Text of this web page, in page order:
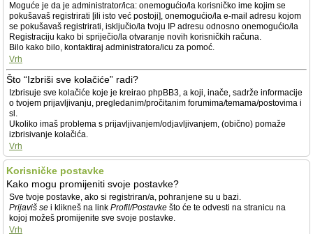
Moguće je da je administrator/ica: onemogućio/la korisničko ime kojim se
pokušavaš registrirati [ili isto već postoji], onemogućio/la e-mail adresu kojom
se pokušavaš registrirati, isključio/la tvoju IP adresu odnosno onemogućio/la
Registraciju kako bi spriječio/la otvaranje novih korisničkih računa.
Bilo kako bilo, kontaktiraj administratora/icu za pomoć.
Vrh
Što “Izbriši sve kolačiće” radi?
Izbrisuje sve kolačiće koje je kreirao phpBB3, a koji, inače, sadrže informacije
o tvojem prijavljivanju, pregledanim/pročitanim forumima/temama/postovima i
sl.
Ukoliko imaš problema s prijavljivanjem/odjavljivanjem, (obično) pomaže
izbrisivanje kolačića.
Vrh
Korisničke postavke
Kako mogu promijeniti svoje postavke?
Sve tvoje postavke, ako si registriran/a, pohranjene su u bazi.
Prijaviš se i klikneš na link Profil/Postavke što će te odvesti na stranicu na
kojoj možeš promijenite sve svoje postavke.
Vrh